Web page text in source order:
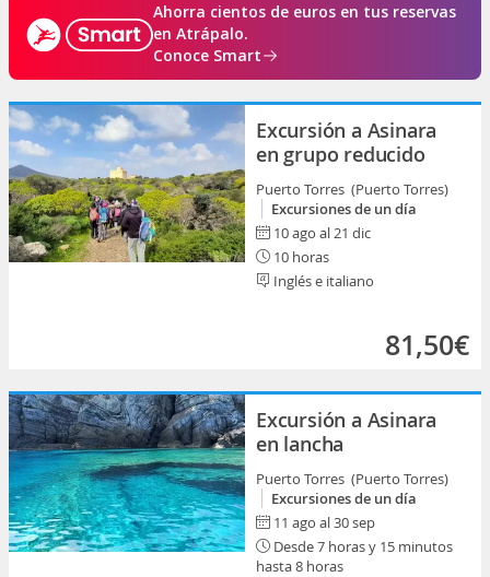
Ahorra cientos de euros en tus reservas
en Atrápalo.
Conoce Smart
Excursión a Asinara
en grupo reducido
Puerto Torres (Puerto Torres)
Excursiones de un día
10 ago al 21 dic
10 horas
Inglés e italiano
81,50€
Excursión a Asinara
en lancha
Puerto Torres (Puerto Torres)
Excursiones de un día
11 ago al 30 sep
Desde 7 horas y 15 minutos
hasta 8 horas